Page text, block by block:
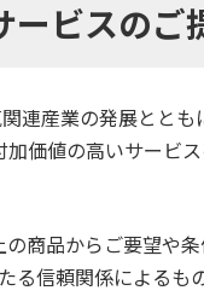
ビスのご
連産業の発展とと
価値の高いサービ
商品からご要望や
信頼関係によるも